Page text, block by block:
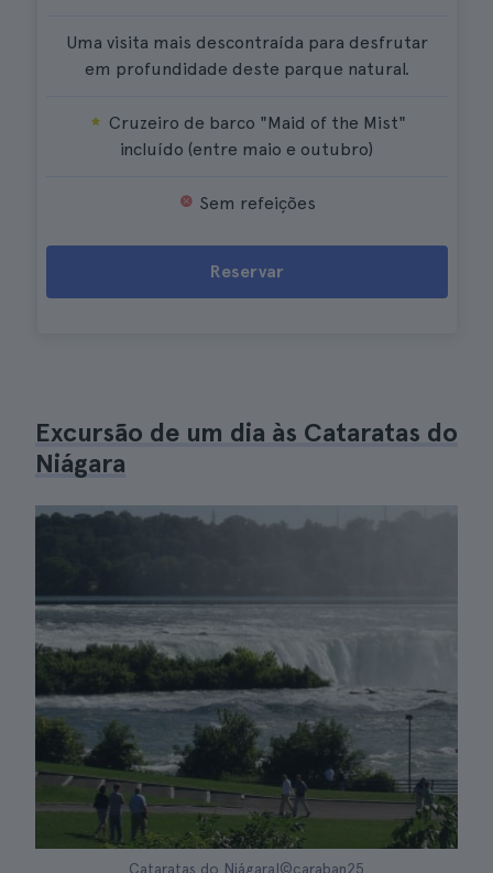
Uma visita mais descontraída para desfrutar
em profundidade deste parque natural.
Cruzeiro de barco "Maid of the Mist"
incluído (entre maio e outubro)
Sem refeições
Reservar
Excursão de um dia às Cataratas do
Niágara
Cataratas do Niágara|©caraban25